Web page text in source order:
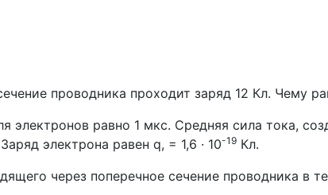
проводника проходит заряд 12 Кл. Чему
электронов равно 1 мкс. Средняя сила тока,
электрона равен q, = 1,6 · 10-19 Кл.
через поперечное сечение проводника в